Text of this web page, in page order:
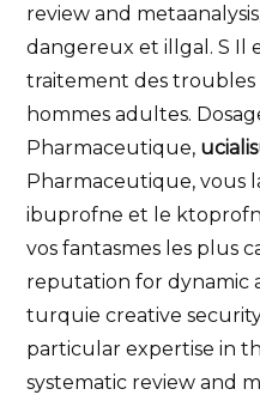
review and
dangereux et illgal. S Il
traitement des troubles
hommes adultes.
Pharmaceutique,
Pharmaceutique, vous
ibuprofne et le
vos fantasmes les plus
reputation for dynamic
turquie creative
particular expertise in
systematic review and